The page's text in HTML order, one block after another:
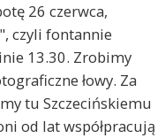
26 czerwca,
czyli fontannie
13.30. Zrobimy
łowy. Za
tu Szczecińskiemu
od lat współpracują